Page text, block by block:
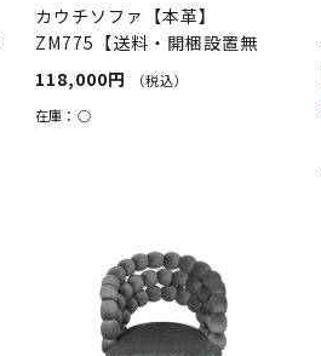
カウチソファ【本革】
ZM775【送料・開梱設置無
料】ダークブラ...
118,000円
（税込）
在庫：○